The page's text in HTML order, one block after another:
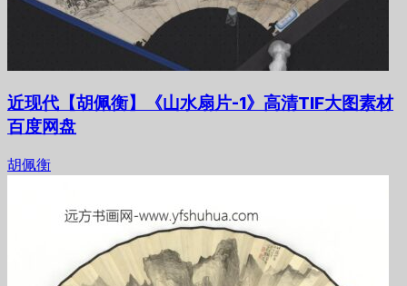
近现代【胡佩衡】《山水扇片-1》高清TIF大图素材
百度网盘
胡佩衡